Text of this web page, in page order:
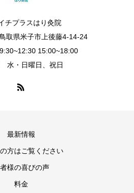
チプラスはり灸院
取県米子市上後藤4-14-24
15:00~18:00
水・日曜日、祝日
最新情報
方はご覧ください
様の喜びの声
料金